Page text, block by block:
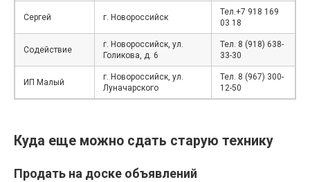
Сергей г. Новороссийск
Тел.+7 918 169
03 18
Содействие
г. Новороссийск, ул.
Голикова, д. 6
Тел. 8 (918) 638-
33-30
ИП Малый
г. Новороссийск, ул.
Луначарского
Тел. 8 (967) 300-
12-50
Куда еще можно сдать старую технику
Продать на доске объявлений